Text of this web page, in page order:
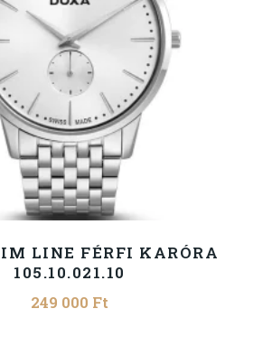
LINE FÉRFI KARÓRA
105.10.021.10
249 000 Ft